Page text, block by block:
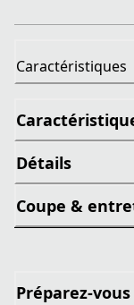
Caractéristiques
Détails
Coupe &
Préparez-